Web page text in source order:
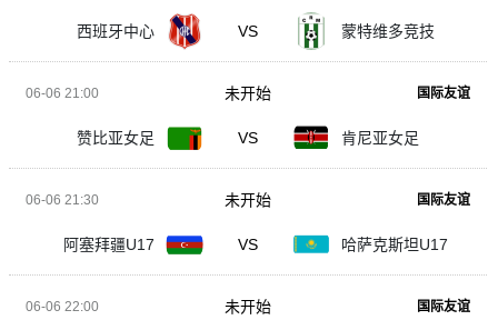
西班牙中心 VS 蒙特维多竞技
06-06 21:00 国际友谊
赞比亚女足 VS 肯尼亚女足
未开始
06-06 21:30 国际友谊
阿塞拜疆U17 VS 哈萨克斯坦U17
未开始
06-06 22:00 国际友谊
未开始